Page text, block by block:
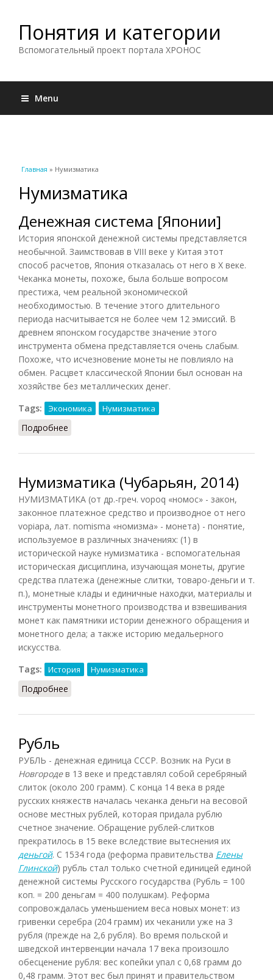
Понятия и категории
Вспомогательный проект портала ХРОНОС
Menu
Вы здесь
Главная » Нумизматика
Нумизматика
Денежная система [Японии]
История японской денежной системы представляется
необычной. Заимствовав в VIII веке у Китая этот
способ расчетов, Япония отказалась от него в X веке.
Чеканка монеты, похоже, была больше вопросом
престижа, чем реальной экономической
необходимостью. В течение этого длительного
периода насчитывается не более чем 12 эмиссий. В
древнем японском государстве значение этого
инструмента обмена представляется очень слабым.
Похоже, что исчезновение монеты не повлияло на
обмен. Расцвет классической Японии был основан на
хозяйстве без металлических денег.
Tags:
Экономика Нумизматика
Подробнее
Нумизматика (Чубарьян, 2014)
НУМИЗМАТИКА (от др.-греч. vopoq «номос» - закон,
законное платежное средство и производное от него
vopiapa, лат. nomisma «номизма» - монета) - понятие,
используемое в различных значениях: (1) в
исторической науке нумизматика - вспомогательная
историческая дисциплина, изучающая монеты, другие
средства платежа (денежные слитки, товаро-деньги и т.
п.), монетные клады и единичные находки, материалы и
инструменты монетного производства и взвешивания
монет как памятники истории денежного обращения и
монетного дела; а также историю медальерного
искусства.
Tags:
История Нумизматика
Подробнее
Рубль
РУБЛЬ - денежная единица СССР. Возник на Руси в
Новгородев 13 веке и представлял собой серебряный
слиток (около 200 грамм). С конца 14 века в ряде
русских княжеств началась чеканка деньги на весовой
основе местных рублей, которая придала рублю
счетное значение. Обращение рублей-слитков
прекратилось в 15 веке вследствие вытеснения их
деньгой. С 1534 года (реформа правительства Елены
Глинской) рубль стал только счетной единицей единой
денежной системы Русского государства (Рубль = 100
коп. = 200 деньгам = 400 полушкам). Реформа
сопровождалась уменьшением веса новых монет: из
гривенки серебра (204 грамм) их чеканили уже на 3
рубля (прежде на 2,6 рубля). Во время польской и
шведской интервенции начала 17 века произошло
обесценение рубля: вес копейки упал с 0,68 грамм до
0,48 грамм. Этот вес был принят и правительством